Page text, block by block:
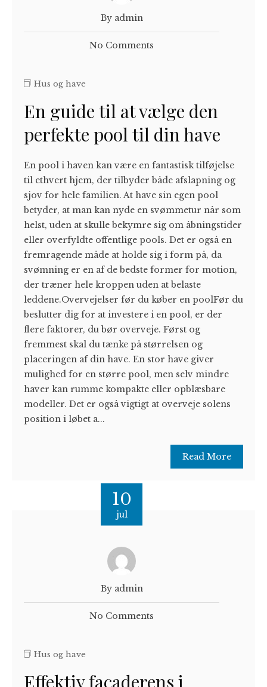
By admin
No Comments
Hus og have
En guide til at vælge den
perfekte pool til din have
En pool i haven kan være en fantastisk tilføjelse
til ethvert hjem, der tilbyder både afslapning og
sjov for hele familien. At have sin egen pool
betyder, at man kan nyde en svømmetur når som
helst, uden at skulle bekymre sig om åbningstider
eller overfyldte offentlige pools. Det er også en
fremragende måde at holde sig i form på, da
svømning er en af de bedste former for motion,
der træner hele kroppen uden at belaste
leddene.Overvejelser før du køber en poolFør du
beslutter dig for at investere i en pool, er der
flere faktorer, du bør overveje. Først og
fremmest skal du tænke på størrelsen og
placeringen af din have. En stor have giver
mulighed for en større pool, men selv mindre
haver kan rumme kompakte eller opblæsbare
modeller. Det er også vigtigt at overveje solens
position i løbet a...
Read More
10
jul
By admin
No Comments
Hus og have
Effektiv facaderens i